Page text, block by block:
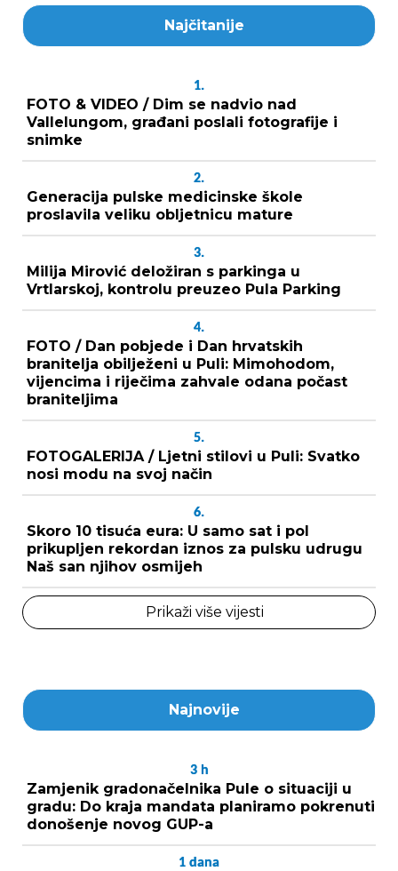
Najčitanije
1.
FOTO & VIDEO / Dim se nadvio nad
Vallelungom, građani poslali fotografije i
snimke
2.
Generacija pulske medicinske škole
proslavila veliku obljetnicu mature
3.
Milija Mirović deložiran s parkinga u
Vrtlarskoj, kontrolu preuzeo Pula Parking
4.
FOTO / Dan pobjede i Dan hrvatskih
branitelja obilježeni u Puli: Mimohodom,
vijencima i riječima zahvale odana počast
braniteljima
5.
FOTOGALERIJA / Ljetni stilovi u Puli: Svatko
nosi modu na svoj način
6.
Skoro 10 tisuća eura: U samo sat i pol
prikupljen rekordan iznos za pulsku udrugu
Naš san njihov osmijeh
Prikaži više vijesti
Najnovije
3 h
Zamjenik gradonačelnika Pule o situaciji u
gradu: Do kraja mandata planiramo pokrenuti
donošenje novog GUP-a
1 dana